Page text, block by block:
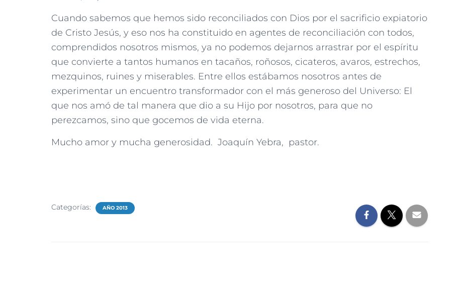
Cuando sabemos que hemos sido reconciliados con Dios por el sacrificio expiatorio
de Cristo Jesús, y eso nos ha constituido en agentes de reconciliación con todos,
comprendidos nosotros mismos, ya no podemos dejarnos arrastrar por el espíritu
que convierte a tantos humanos en tacaños, roñosos, cicateros, avaros, estrechos,
mezquinos, ruines y miserables. Entre ellos estábamos nosotros antes de
experimentar un encuentro transformador con el más generoso del Universo: El
que nos amó de tal manera que dio a su Hijo por nosotros, para que no
perezcamos, sino que gocemos de vida eterna.
Mucho amor y mucha generosidad. Joaquín Yebra, pastor.
Categorías: AÑO 2013